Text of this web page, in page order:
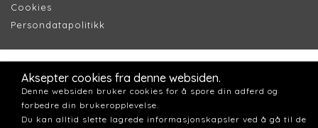
Cookies
Persondatapolitikk
Aksepter cookies fra denne websiden.
Denne websiden bruker cookies for å spore din adferd og
forbedre din brukeropplevelse.
Du kan alltid slette lagrede informasjonskapsler ved å gå til de